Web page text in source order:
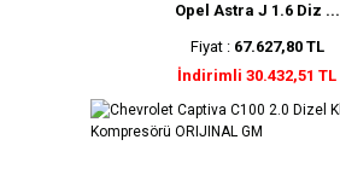
Opel Astra J 1.6 Diz ...
Fiyat : 67.627,80 TL
İndirimli 30.432,51 TL